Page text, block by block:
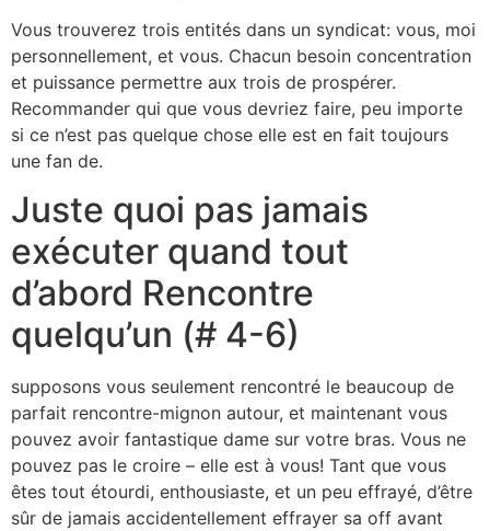
Vous trouverez trois entités dans un syndicat: vous, moi
personnellement, et vous. Chacun besoin concentration
et puissance permettre aux trois de prospérer.
Recommander qui que vous devriez faire, peu importe
si ce n’est pas quelque chose elle est en fait toujours
une fan de.
Juste quoi pas jamais
exécuter quand tout
d’abord Rencontre
quelqu’un (# 4-6)
supposons vous seulement rencontré le beaucoup de
parfait rencontre-mignon autour, et maintenant vous
pouvez avoir fantastique dame sur votre bras. Vous ne
pouvez pas le croire – elle est à vous! Tant que vous
êtes tout étourdi, enthousiaste, et un peu effrayé, d’être
sûr de jamais accidentellement effrayer sa off avant